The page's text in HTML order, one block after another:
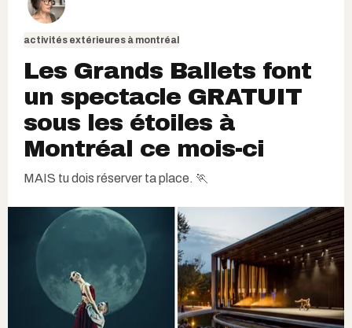
activités extérieures à montréal
Les Grands Ballets font
un spectacle GRATUIT
sous les étoiles à
Montréal ce mois-ci
MAIS tu dois réserver ta place. 🏃